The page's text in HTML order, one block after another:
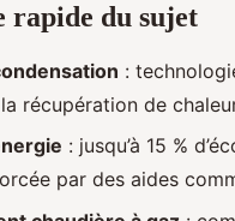
à
rapide du sujet
:
récupération de
: jusqu’à 15 %
par des aides